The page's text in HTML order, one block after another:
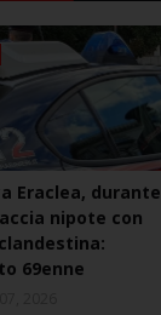
Eraclea, durante
nipote con
69enne